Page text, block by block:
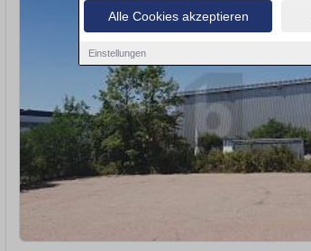
Alle Cookies akzeptieren
Einstellungen